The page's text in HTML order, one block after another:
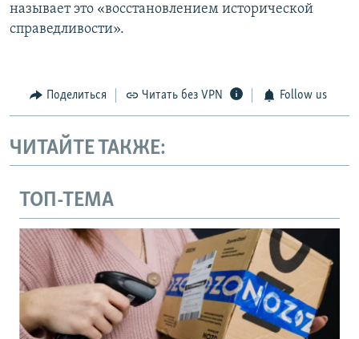
называет это «восстановлением исторической
справедливости».
Поделиться Читать без VPN Follow us
ЧИТАЙТЕ ТАКЖЕ:
ТОП-ТЕМА